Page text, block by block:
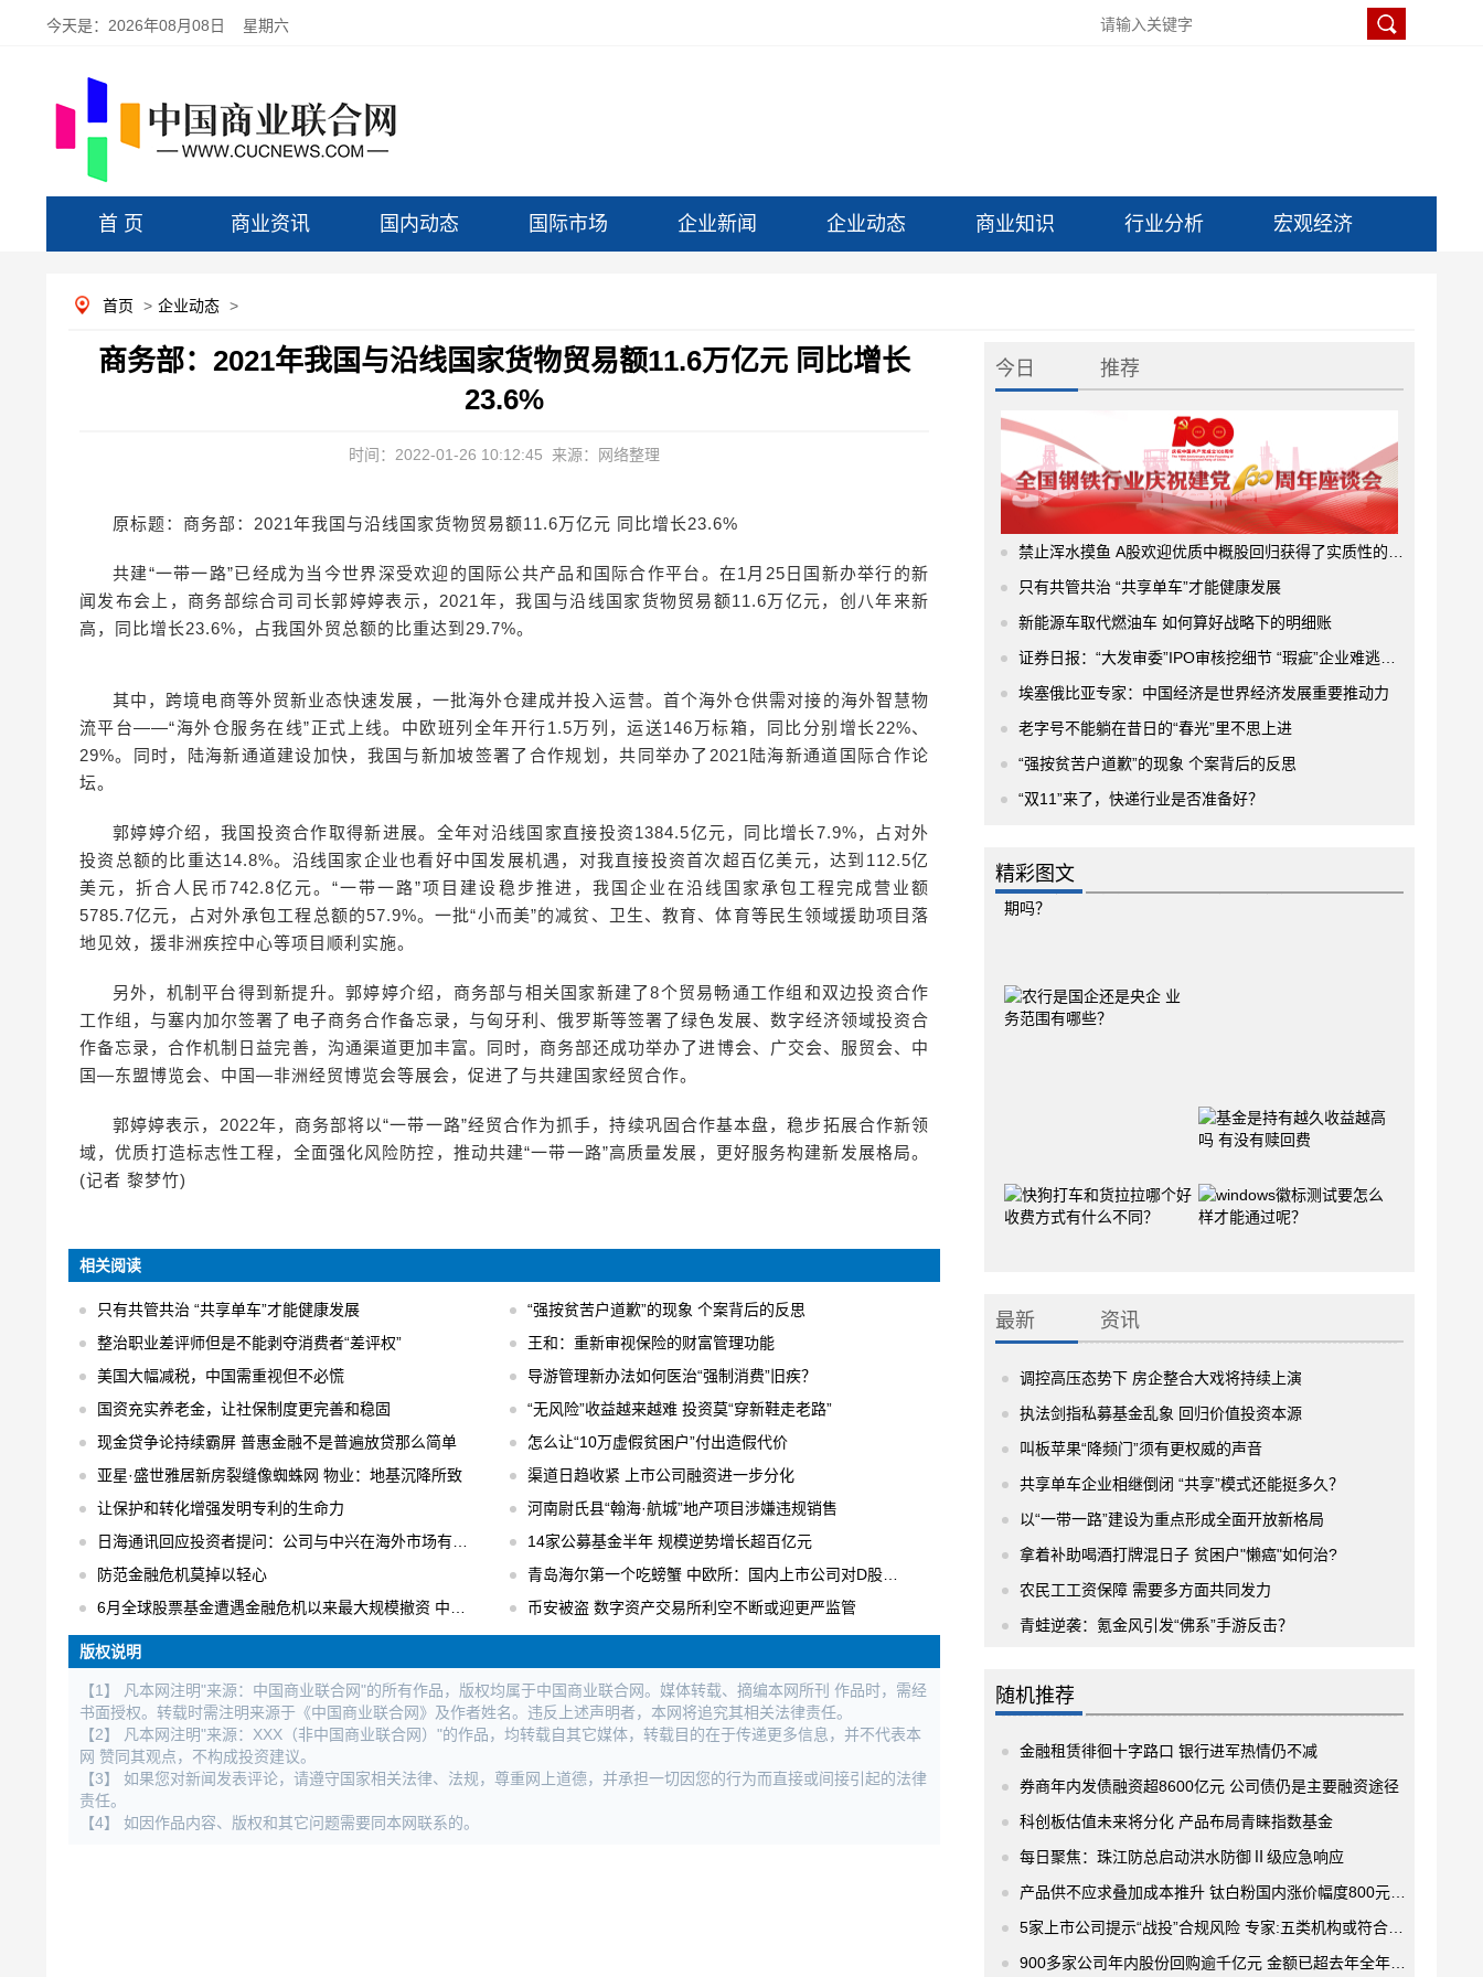
今天是： 2026年08月08日 星期六
首 页 商业资讯 国内动态 国际市场 企业新闻 企业动态 商业知识 行业分析 宏观经济
首页 > 企业动态 >
商务部：2021年我国与沿线国家货物贸易额11.6万亿元 同比增长
23.6%
时间：2022-01-26 10:12:45 来源：网络整理
原标题：商务部：2021年我国与沿线国家货物贸易额11.6万亿元 同比增长23.6%
共建“一带一路”已经成为当今世界深受欢迎的国际公共产品和国际合作平台。在1月25日国新办举行的新
闻发布会上，商务部综合司司长郭婷婷表示，2021年，我国与沿线国家货物贸易额11.6万亿元，创八年来新
高，同比增长23.6%，占我国外贸总额的比重达到29.7%。
其中，跨境电商等外贸新业态快速发展，一批海外仓建成并投入运营。首个海外仓供需对接的海外智慧物
流平台——“海外仓服务在线”正式上线。中欧班列全年开行1.5万列，运送146万标箱，同比分别增长22%、
29%。同时，陆海新通道建设加快，我国与新加坡签署了合作规划，共同举办了2021陆海新通道国际合作论
坛。
郭婷婷介绍，我国投资合作取得新进展。全年对沿线国家直接投资1384.5亿元，同比增长7.9%，占对外
投资总额的比重达14.8%。沿线国家企业也看好中国发展机遇，对我直接投资首次超百亿美元，达到112.5亿
美元，折合人民币742.8亿元。“一带一路”项目建设稳步推进，我国企业在沿线国家承包工程完成营业额
5785.7亿元，占对外承包工程总额的57.9%。一批“小而美”的减贫、卫生、教育、体育等民生领域援助项目落
地见效，援非洲疾控中心等项目顺利实施。
另外，机制平台得到新提升。郭婷婷介绍，商务部与相关国家新建了8个贸易畅通工作组和双边投资合作
工作组，与塞内加尔签署了电子商务合作备忘录，与匈牙利、俄罗斯等签署了绿色发展、数字经济领域投资合
作备忘录，合作机制日益完善，沟通渠道更加丰富。同时，商务部还成功举办了进博会、广交会、服贸会、中
国—东盟博览会、中国—非洲经贸博览会等展会，促进了与共建国家经贸合作。
郭婷婷表示，2022年，商务部将以“一带一路”经贸合作为抓手，持续巩固合作基本盘，稳步拓展合作新领
域，优质打造标志性工程，全面强化风险防控，推动共建“一带一路”高质量发展，更好服务构建新发展格局。
(记者 黎梦竹)
相关阅读
只有共管共治 “共享单车”才能健康发展
“强按贫苦户道歉”的现象 个案背后的反思
整治职业差评师但是不能剥夺消费者“差评权”
王和：重新审视保险的财富管理功能
美国大幅减税，中国需重视但不必慌
导游管理新办法如何医治“强制消费”旧疾？
国资充实养老金，让社保制度更完善和稳固
“无风险”收益越来越难 投资莫“穿新鞋走老路”
现金贷争论持续霸屏 普惠金融不是普遍放贷那么简单
怎么让“10万虚假贫困户”付出造假代价
亚星·盛世雅居新房裂缝像蜘蛛网 物业：地基沉降所致
渠道日趋收紧 上市公司融资进一步分化
让保护和转化增强发明专利的生命力
河南尉氏县“翰海·航城”地产项目涉嫌违规销售
日海通讯回应投资者提问：公司与中兴在海外市场有合作
14家公募基金半年 规模逆势增长超百亿元
防范金融危机莫掉以轻心
青岛海尔第一个吃螃蟹 中欧所：国内上市公司对D股关注度逐步升温
6月全球股票基金遭遇金融危机以来最大规模撤资 中国不减反增
币安被盗 数字资产交易所利空不断或迎更严监管
版权说明
【1】 凡本网注明"来源：中国商业联合网"的所有作品，版权均属于中国商业联合网。媒体转载、摘编本网所刊 作品时，需经
书面授权。转载时需注明来源于《中国商业联合网》及作者姓名。违反上述声明者，本网将追究其相关法律责任。
【2】 凡本网注明"来源：XXX（非中国商业联合网）"的作品，均转载自其它媒体，转载目的在于传递更多信息，并不代表本
网 赞同其观点，不构成投资建议。
【3】 如果您对新闻发表评论，请遵守国家相关法律、法规，尊重网上道德，并承担一切因您的行为而直接或间接引起的法律
责任。
【4】 如因作品内容、版权和其它问题需要同本网联系的。
今日 推荐
禁止浑水摸鱼 A股欢迎优质中概股回归获得了实质性的进展
只有共管共治 “共享单车”才能健康发展
新能源车取代燃油车 如何算好战略下的明细账
证券日报：“大发审委”IPO审核挖细节 “瑕疵”企业难逃法眼
埃塞俄比亚专家：中国经济是世界经济发展重要推动力
老字号不能躺在昔日的“春光”里不思上进
“强按贫苦户道歉”的现象 个案背后的反思
“双11”来了，快递行业是否准备好？
精彩图文
最新 资讯
调控高压态势下 房企整合大戏将持续上演
执法剑指私募基金乱象 回归价值投资本源
叫板苹果“降频门”须有更权威的声音
共享单车企业相继倒闭 “共享”模式还能挺多久？
以“一带一路”建设为重点形成全面开放新格局
拿着补助喝酒打牌混日子 贫困户"懒癌"如何治?
农民工工资保障 需要多方面共同发力
青蛙逆袭：氪金风引发“佛系”手游反击？
随机推荐
金融租赁徘徊十字路口 银行进军热情仍不减
券商年内发债融资超8600亿元 公司债仍是主要融资途径
科创板估值未来将分化 产品布局青睐指数基金
每日聚焦：珠江防总启动洪水防御Ⅱ级应急响应
产品供不应求叠加成本推升 钛白粉国内涨价幅度800元/吨至1000元/吨
5家上市公司提示“战投”合规风险 专家:五类机构或符合“新战投”要求
900多家公司年内股份回购逾千亿元 金额已超去年全年一倍 再次刷新历史新高